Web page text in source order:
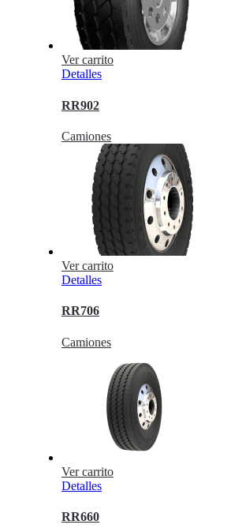
Ver carrito
Detalles
RR902
Camiones
Ver carrito
Detalles
RR706
Camiones
Ver carrito
Detalles
RR660